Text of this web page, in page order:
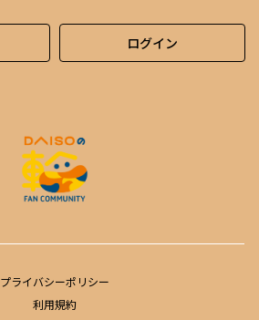
ログイン
プライバシーポリシー
利用規約